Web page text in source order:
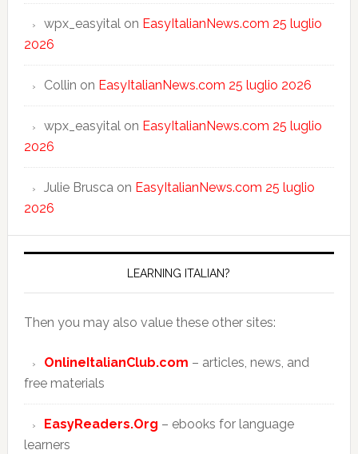
wpx_easyitalon EasyItalianNews.com 25 luglio
2026
Collin on EasyItalianNews.com 25 luglio 2026
wpx_easyitalon EasyItalianNews.com 25 luglio
2026
Julie Bruscaon EasyItalianNews.com 25 luglio
2026
LEARNING ITALIAN?
Then you may also value these other sites:
OnlineItalianClub.com – articles, news, and
free materials
EasyReaders.Org – ebooks for language
learners